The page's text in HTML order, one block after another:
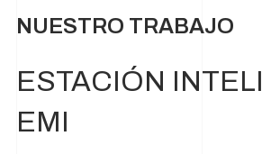
NUESTRO TRABAJO
ESTACIÓN
EMI